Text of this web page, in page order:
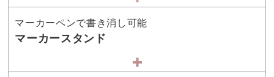
マーカーペンで書き消し可能
マーカースタンド